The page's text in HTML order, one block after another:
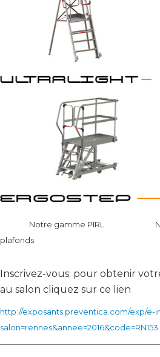
Notre gamme PIRL Nos
plafonds
Inscrivez-vous: pour obtenir
au salon cliquez sur ce lien
http://exposants.preventica.com/exp/e-
salon=rennes&annee=2016&code=RN153